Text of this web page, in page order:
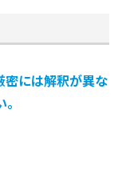
には解釈が異な